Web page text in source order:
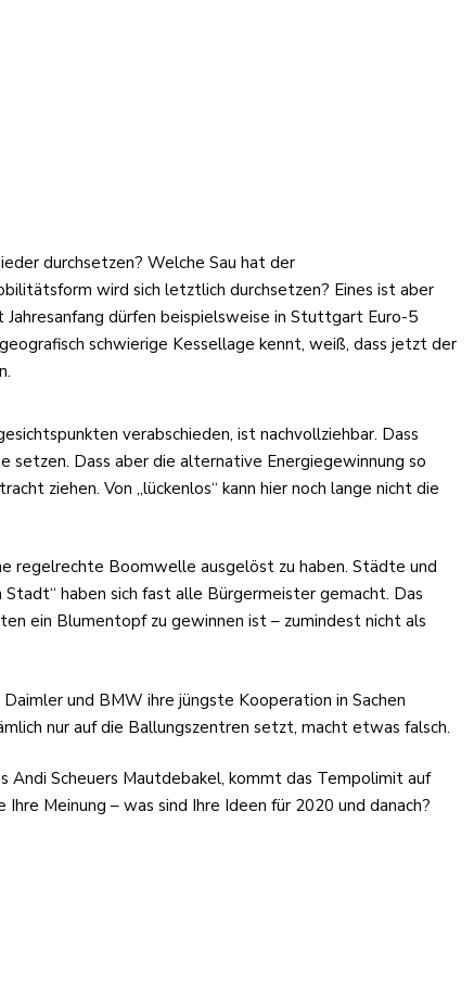
durchsetzen? Welche Sau hat der
wird sich letztlich durchsetzen? Eines ist aber
dürfen beispielsweise in Stuttgart Euro-5
schwierige Kessellage kennt, weiß, dass jetzt der
verabschieden, ist nachvollziehbar. Dass
setzen. Dass aber die alternative Energiegewinnung so
ziehen. Von „lückenlos“ kann hier noch lange nicht die
regelrechte Boomwelle ausgelöst zu haben. Städte und
haben sich fast alle Bürgermeister gemacht. Das
ein Blumentopf zu gewinnen ist – zumindest nicht als
und BMW ihre jüngste Kooperation in Sachen
nur auf die Ballungszentren setzt, macht etwas falsch.
Andi Scheuers Mautdebakel, kommt das Tempolimit auf
Meinung – was sind Ihre Ideen für 2020 und danach?